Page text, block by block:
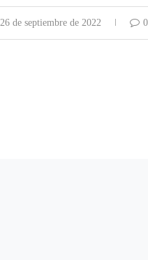
26 de septiembre de 2022